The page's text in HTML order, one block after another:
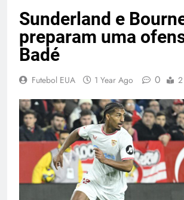
Sunderland e
preparam uma
Badé
Futebol EUA 1 Year Ago 0